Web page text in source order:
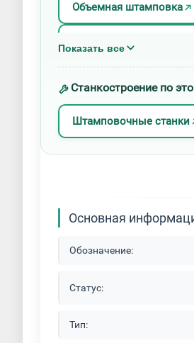
Объемная штамповка
Показать все
Станкостроение по
Штамповочные станки
Основная
Обозначение:
Статус:
Тип: